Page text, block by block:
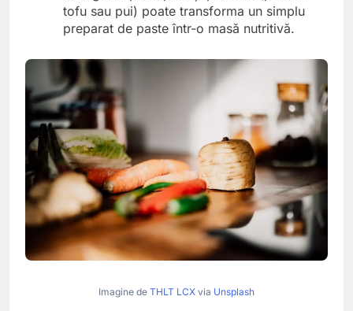
tofu sau pui) poate transforma un simplu
preparat de paste într-o masă nutritivă.
Imagine de THLT LCX via Unsplash